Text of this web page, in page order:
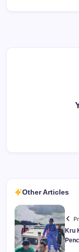
Other Articles
Kru